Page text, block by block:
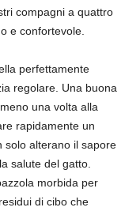
compagni a quattro
e confortevole.
perfettamente
regolare. Una buona
una volta alla
rapidamente un
solo alterano il sapore
salute del gatto.
morbida per
di cibo che